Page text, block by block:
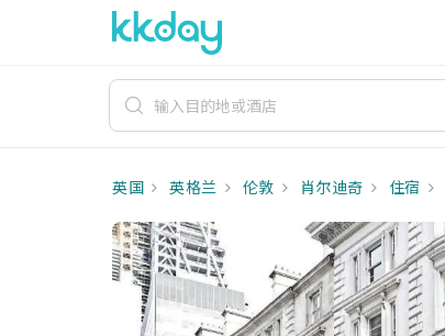
英国 英格兰 伦敦 肖尔迪奇 住宿